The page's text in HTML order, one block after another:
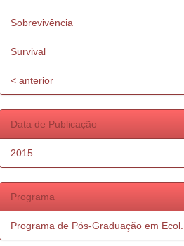
Sobrevivência
Survival
< anterior
Data de Publicação
2015
Programa
Programa de Pós-Graduação em Ecol...